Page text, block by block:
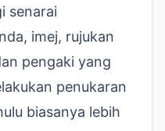
senarai
imej, rujukan
pengaki yang
penukaran
biasanya lebih